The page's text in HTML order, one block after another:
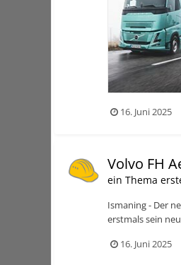
16. Juni 2025
Volvo FH
ein Thema
Ismaning - Der
erstmals sein
16. Juni 2025